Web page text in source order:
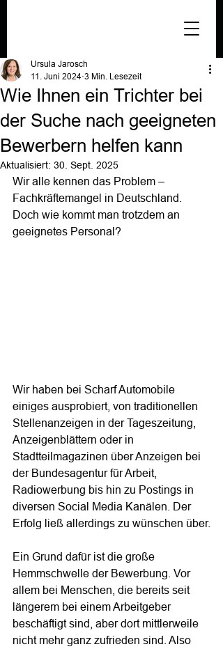
Wie Ihnen ein Trichter bei
der Suche nach geeigneten
Bewerbern helfen kann
Ursula Jarosch
11. Juni 2024 3 Min. Lesezeit
Aktualisiert: 30. Sept. 2025
Wir alle kennen das Problem –
Fachkräftemangel in Deutschland.
Doch wie kommt man trotzdem an
geeignetes Personal?
Wir haben bei Scharf Automobile
einiges ausprobiert, von traditionellen
Stellenanzeigen in der Tageszeitung,
Anzeigenblättern oder in
Stadtteilmagazinen über Anzeigen bei
der Bundesagentur für Arbeit,
Radiowerbung bis hin zu Postings in
diversen Social Media Kanälen. Der
Erfolg ließ allerdings zu wünschen über.
Ein Grund dafür ist die große
Hemmschwelle der Bewerbung. Vor
allem bei Menschen, die bereits seit
längerem bei einem Arbeitgeber
beschäftigt sind, aber dort mittlerweile
nicht mehr ganz zufrieden sind. Also